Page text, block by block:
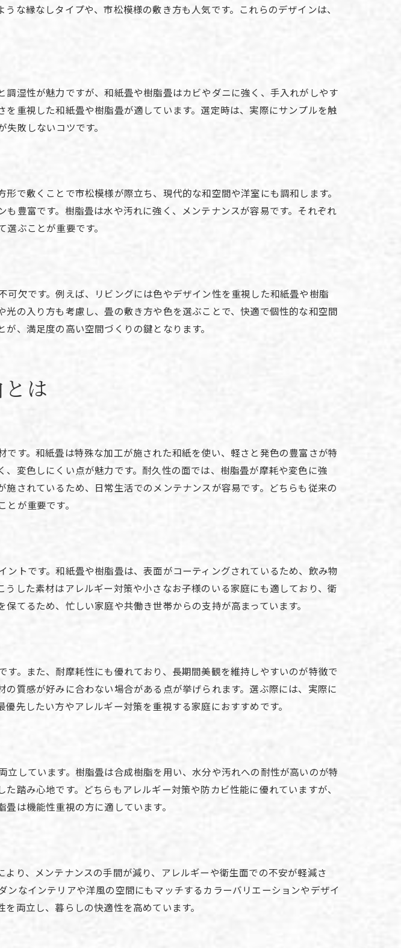
素材選びのポイント
畳の種類とは
た畳素材の選び方
入れの注意点
室にも調和
センスアップ
を華やかに演出
ザインの特徴
耐久性を徹底比較
畳の違いを解説
の心地よさ
使い心地の特徴
の選定方法
の選び方のコツ
室の作り方
ぶ空間デザイン術
と選び方のポイント
しが変わる理由
色やデザインの工夫
な縁なしタイプや、市松模様の敷き方も人気です。これらのデザインは、
湿性が魅力ですが、和紙畳や樹脂畳はカビやダニに強く、手入れがしやす
重視した和紙畳や樹脂畳が適しています。選定時は、実際にサンプルを触
敗しないコツです。
で敷くことで市松模様が際立ち、現代的な和空間や洋室にも調和します。
豊富です。樹脂畳は水や汚れに強く、メンテナンスが容易です。それぞれ
ぶことが重要です。
欠です。例えば、リビングには色やデザイン性を重視した和紙畳や樹脂
の入り方も考慮し、畳の敷き方や色を選ぶことで、快適で個性的な和空間
、満足度の高い空間づくりの鍵となります。
は
す。和紙畳は特殊な加工が施された和紙を使い、軽さと発色の豊富さが特
変色しにくい点が魅力です。耐久性の面では、樹脂畳が摩耗や変色に強
されているため、日常生活でのメンテナンスが容易です。どちらも従来の
が重要です。
トです。和紙畳や樹脂畳は、表面がコーティングされているため、飲み物
した素材はアレルギー対策や小さなお子様のいる家庭にも適しており、衛
てるため、忙しい家庭や共働き世帯からの支持が高まっています。
。また、耐摩耗性にも優れており、長期間美観を維持しやすいのが特徴で
質感が好みに合わない場合がある点が挙げられます。選ぶ際には、実際に
先したい方やアレルギー対策を重視する家庭におすすめです。
しています。樹脂畳は合成樹脂を用い、水分や汚れへの耐性が高いのが特
踏み心地です。どちらもアレルギー対策や防カビ性能に優れていますが、
は機能性重視の方に適しています。
り、メンテナンスの手間が減り、アレルギーや衛生面での不安が軽減さ
なインテリアや洋風の空間にもマッチするカラーバリエーションやデザイ
両立し、暮らしの快適性を高めています。
はこちら
はこちら